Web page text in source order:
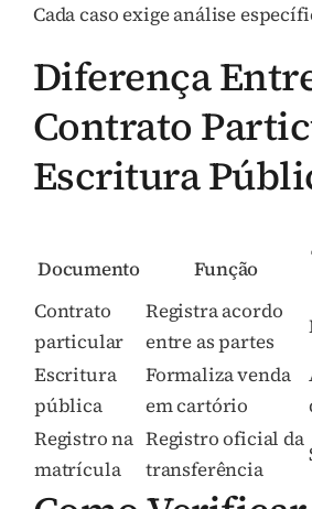
Cada caso exige análise
Diferença
Contrato
Escritura
Documento Função
Contrato
particular
Registra acordo
entre as partes
Escritura
pública
Formaliza venda
em cartório
Registro na
matrícula
Registro oficial da
transferência